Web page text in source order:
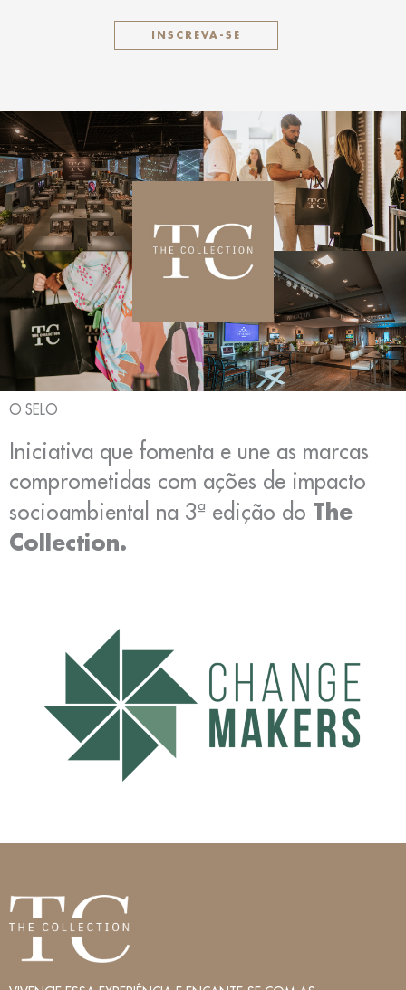
INSCREVA-SE
O SELO
Iniciativa que fomenta e une as marcas
comprometidas com ações de impacto
socioambiental na 3ª edição do The
Collection.